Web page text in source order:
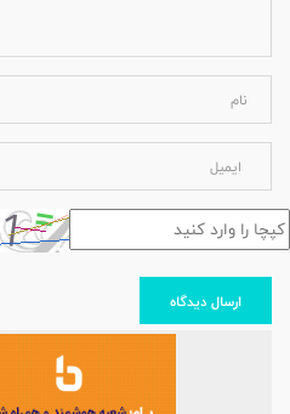
ارسال دیدگاه